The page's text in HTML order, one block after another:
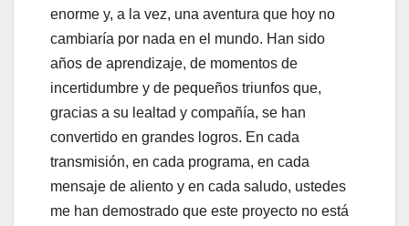
enorme y, a la vez, una aventura que hoy no
cambiaría por nada en el mundo. Han sido
años de aprendizaje, de momentos de
incertidumbre y de pequeños triunfos que,
gracias a su lealtad y compañía, se han
convertido en grandes logros. En cada
transmisión, en cada programa, en cada
mensaje de aliento y en cada saludo, ustedes
me han demostrado que este proyecto no está